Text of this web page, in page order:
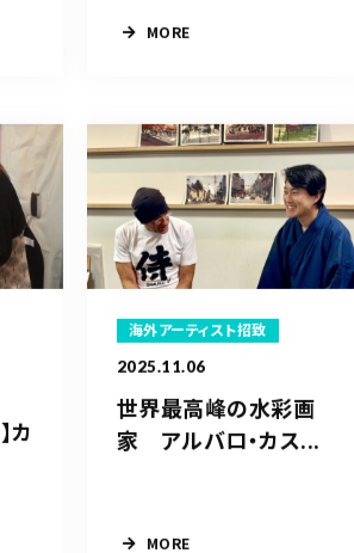
MORE
カ
海外アーティスト招致
2025.11.06
世界最高峰の水彩画
家 アルバロ・カス...
MORE